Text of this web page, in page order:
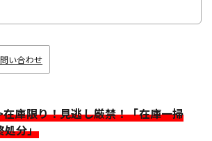
い合わせ
庫限り！見逃し厳禁！「在庫一掃
処分」